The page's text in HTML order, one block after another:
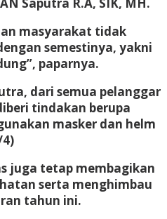
masyarakat tidak
semestinya, yakni
paparnya.
dari semua pelanggar
tindakan berupa
masker dan helm
juga tetap membagikan
serta menghimbau
tahun ini.